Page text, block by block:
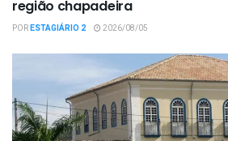
região chapadeira
PORESTAGIÁRIO 2 2026/08/05